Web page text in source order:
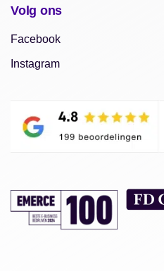
Volg ons
Facebook
Instagram